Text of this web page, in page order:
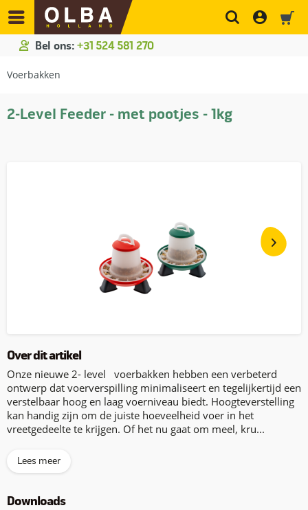
Bel ons: +31 524 581 270
Voerbakken
2-Level Feeder - met pootjes - 1kg
Over dit artikel
Onze nieuwe 2- level voerbakken hebben een verbeterd
ontwerp dat voerverspilling minimaliseert en tegelijkertijd een
verstelbaar hoog en laag voerniveau biedt. Hoogteverstelling
kan handig zijn om de juiste hoeveelheid voer in het
vreetgedeelte te krijgen. Of het nu gaat om meel, kru...
Lees meer
Downloads